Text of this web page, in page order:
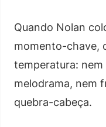
Quando Nolan
momento-chave,
temperatura:
melodrama, nem
quebra-cabeça.